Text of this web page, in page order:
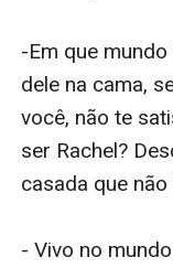
-Em que
dele na cama,
você, não te
ser Rachel?
casada que
- Vivo no